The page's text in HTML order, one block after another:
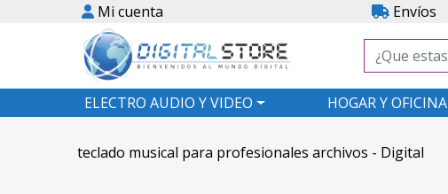
Mi cuenta Envíos
ELECTRO AUDIO Y VIDEO HOGAR Y OFICINA
teclado musical para profesionales archivos - Digital